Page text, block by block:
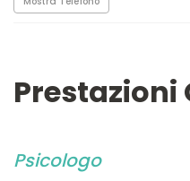
Prestazioni
Psicologo